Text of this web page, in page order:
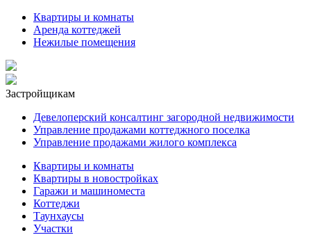
Квартиры и комнаты
Аренда коттеджей
Нежилые помещения
Застройщикам
Девелоперский консалтинг загородной недвижимости
Управление продажами коттеджного поселка
Управление продажами жилого комплекса
Квартиры и комнаты
Квартиры в новостройках
Гаражи и машиноместа
Коттеджи
Таунхаусы
Участки